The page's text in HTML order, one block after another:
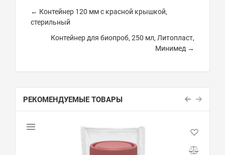
← Контейнер 120 мм с красной крышкой,
стерильный
Контейнер для биопроб, 250 мл, Литопласт,
Минимед →
РЕКОМЕНДУЕМЫЕ ТОВАРЫ